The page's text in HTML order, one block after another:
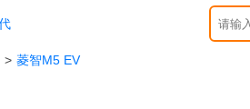
> 菱智M5 EV